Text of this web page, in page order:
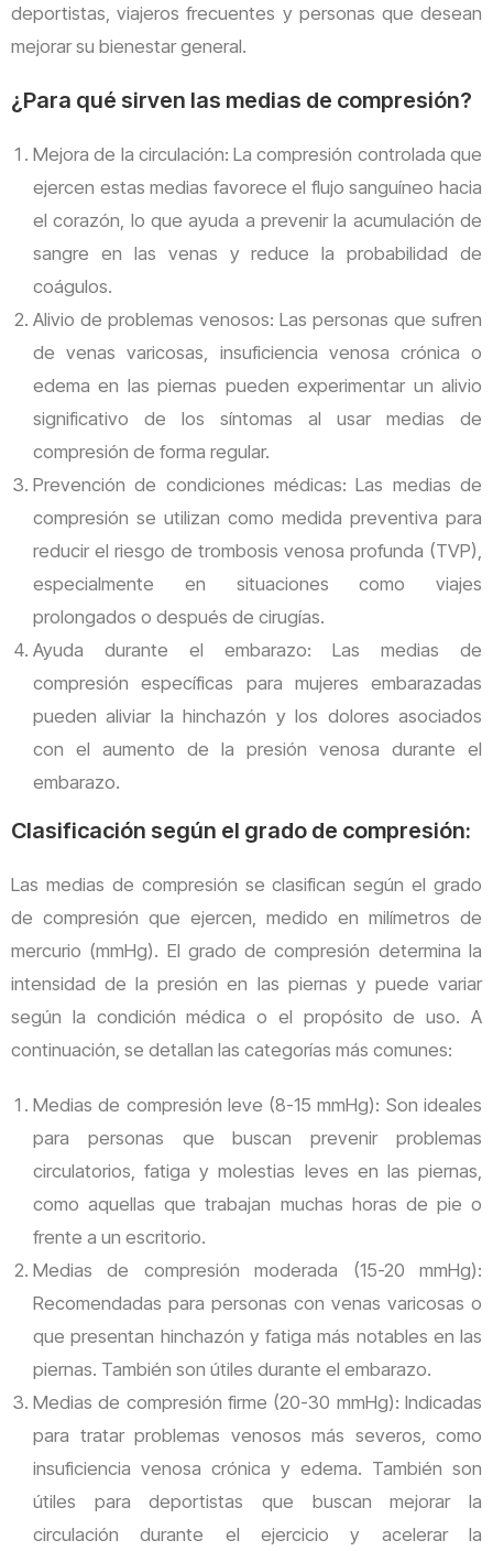
deportistas, viajeros frecuentes y personas que desean
mejorar su bienestar general.
¿Para qué sirven las medias de compresión?
Mejora de la circulación: La compresión controlada que
ejercen estas medias favorece el flujo sanguíneo hacia
el corazón, lo que ayuda a prevenir la acumulación de
sangre en las venas y reduce la probabilidad de
coágulos.
Alivio de problemas venosos: Las personas que sufren
de venas varicosas, insuficiencia venosa crónica o
edema en las piernas pueden experimentar un alivio
significativo de los síntomas al usar medias de
compresión de forma regular.
Prevención de condiciones médicas: Las medias de
compresión se utilizan como medida preventiva para
reducir el riesgo de trombosis venosa profunda (TVP),
especialmente en situaciones como viajes
prolongados o después de cirugías.
Ayuda durante el embarazo: Las medias de
compresión específicas para mujeres embarazadas
pueden aliviar la hinchazón y los dolores asociados
con el aumento de la presión venosa durante el
embarazo.
Clasificación según el grado de compresión:
Las medias de compresión se clasifican según el grado
de compresión que ejercen, medido en milímetros de
mercurio (mmHg). El grado de compresión determina la
intensidad de la presión en las piernas y puede variar
según la condición médica o el propósito de uso. A
continuación, se detallan las categorías más comunes:
Medias de compresión leve (8-15 mmHg): Son ideales
para personas que buscan prevenir problemas
circulatorios, fatiga y molestias leves en las piernas,
como aquellas que trabajan muchas horas de pie o
frente a un escritorio.
Medias de compresión moderada (15-20 mmHg):
Recomendadas para personas con venas varicosas o
que presentan hinchazón y fatiga más notables en las
piernas. También son útiles durante el embarazo.
Medias de compresión firme (20-30 mmHg): Indicadas
para tratar problemas venosos más severos, como
insuficiencia venosa crónica y edema. También son
útiles para deportistas que buscan mejorar la
circulación durante el ejercicio y acelerar la